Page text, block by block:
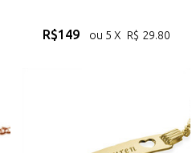
R$149 ou 5 X R$ 29.80